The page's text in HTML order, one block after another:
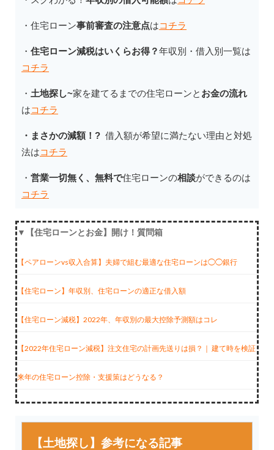
・住宅ローン事前審査の注意点はコチラ
・ 住宅ローン減税はいくらお得？年収別・借入別一覧は
コチラ
・ 土地探し~家を建てるまでの住宅ローンと お金の流れ
はコチラ
・まさかの減額！? 借入額が希望に満たない理由と対処
法はコチラ
・ 営業一切無く、無料で住宅ローンの相談ができるのは
コチラ
▼【住宅ローンとお金】開け！質問箱
【ペアローンvs収入合算】夫婦で組む最適な住宅ローンは◯◯銀行
【住宅ローン】年収別、住宅ローンの適正な借入額
【住宅ローン減税】2022年、年収別の最大控除予測額はコレ
【2022年住宅ローン減税】注文住宅の計画先送りは損？｜ 建て時を検証
来年の住宅ローン控除・支援策はどうなる？
【土地探し】参考になる記事